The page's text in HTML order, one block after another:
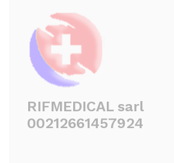
RIFMEDICAL sarl
00212661457924